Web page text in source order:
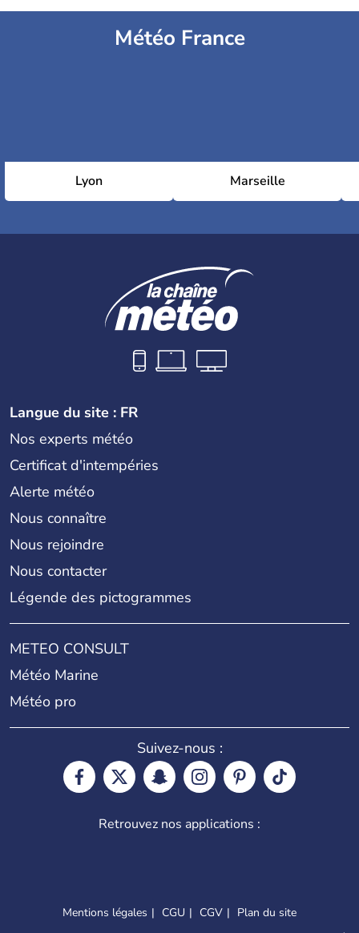
Météo France
Lyon Marseille
Langue du site : FR
Nos experts météo
Certificat d'intempéries
Alerte météo
Nous connaître
Nous rejoindre
Nous contacter
Légende des pictogrammes
METEO CONSULT
Météo Marine
Météo pro
Suivez-nous :
Retrouvez nos applications :
Mentions légales CGU CGV
Plan du site